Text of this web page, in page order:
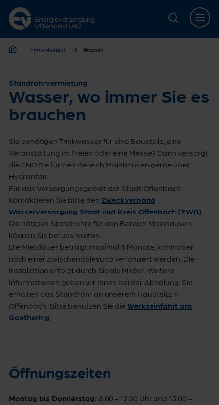
Zur Hauptnavigation springen
Zur Servicelasche springen
Zum Hauptinhalt springen
Zur Footernavigation springen
Firmenkunden Wasser
Standrohrvermietung
Wasser, wo immer Sie es
brauchen
Sie benötigen Trinkwasser für eine Baustelle, eine
Veranstaltung im Freien oder eine Messe? Dann versorgt
die ENO Sie für den Bereich Mainhausen gerne über
Hydranten.
Für das Versorgungsgebiet der Stadt Offenbach
kontaktieren Sie bitte den Zweckverband
Wasserversorgung Stadt und Kreis Offenbach (ZWO)
Die nötigen Standrohre für den Bereich Mainhausen
können Sie bei uns mieten.
Die Mietdauer beträgt maximal 3 Monate, kann aber
nach einer Zwischenablesung verlängert werden. Die
Installation erfolgt durch Sie als Mieter. Weitere
Informationen geben wir Ihnen bei der Abholung. Sie
erhalten das Standrohr an unserem Hauptsitz in
Offenbach. Bitte benutzen Sie die Werkseinfahrt am
Goethering
Öffnungszeiten
Montag bis Donnerstag: 8.00 - 12.00 Uhr und 13.00 -